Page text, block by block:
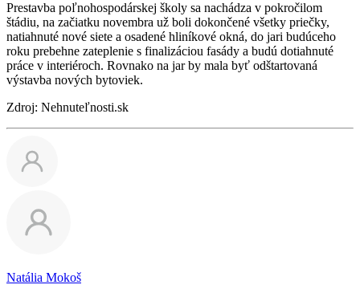
Prestavba poľnohospodárskej školy sa nachádza v pokročilom
štádiu, na začiatku novembra už boli dokončené všetky priečky,
natiahnuté nové siete a osadené hliníkové okná, do jari budúceho
roku prebehne zateplenie s finalizáciou fasády a budú dotiahnuté
práce v interiéroch. Rovnako na jar by mala byť odštartovaná
výstavba nových bytoviek.
Zdroj: Nehnuteľnosti.sk
Natália Mokoš